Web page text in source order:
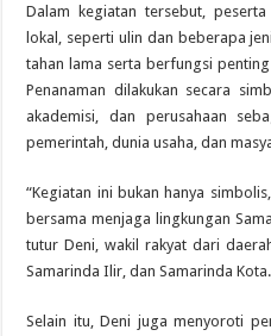
Dalam kegiatan tersebut,
lokal, seperti ulin dan beberapa
tahan lama serta berfungsi
Penanaman dilakukan secara
akademisi, dan perusahaan
pemerintah, dunia usaha, dan
“Kegiatan ini bukan hanya
bersama menjaga lingkungan
tutur Deni, wakil rakyat dari
Samarinda Ilir, dan Samarinda Kota.
Selain itu, Deni juga menyoroti